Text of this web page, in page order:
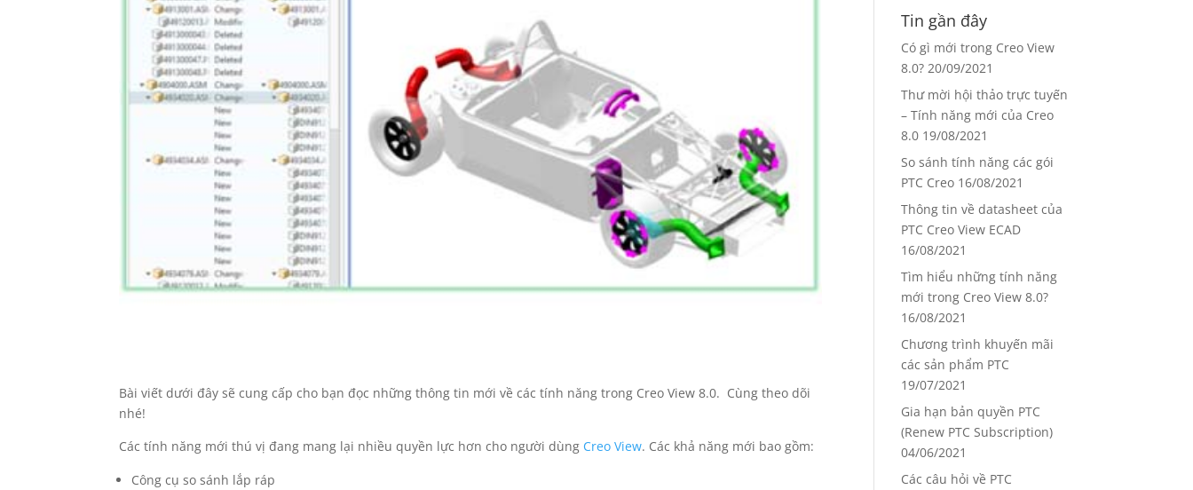
Bài viết dưới đây sẽ cung cấp cho bạn đọc những thông tin mới về các tính năng trong Creo View 8.0. Cùng theo dõi
nhé!
Các tính năng mới thú vị đang mang lại nhiều quyền lực hơn cho người dùng Creo View. Các khả năng mới bao gồm:
Công cụ so sánh lắp ráp
Tin gần đây
Có gì mới trong Creo View
8.0? 20/09/2021
Thư mời hội thảo trực tuyến
– Tính năng mới của Creo
8.0 19/08/2021
So sánh tính năng các gói
PTC Creo 16/08/2021
Thông tin về datasheet của
PTC Creo View ECAD
16/08/2021
Tìm hiểu những tính năng
mới trong Creo View 8.0?
16/08/2021
Chương trình khuyến mãi
các sản phẩm PTC
19/07/2021
Gia hạn bản quyền PTC
(Renew PTC Subscription)
04/06/2021
Các câu hỏi về PTC